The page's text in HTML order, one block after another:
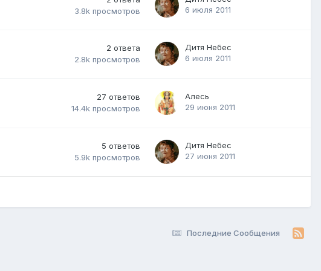
3.8k просмотров
6 июля 2011
2 ответа
2.8k просмотров
Дитя Небес
6 июля 2011
27 ответов
14.4k просмотров
Алесь
29 июня 2011
5 ответов
5.9k просмотров
Дитя Небес
27 июня 2011
Последние Сообщения